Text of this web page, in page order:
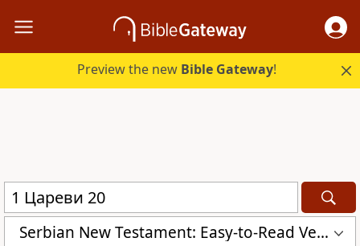
Preview the new Bible Gateway!
Serbian New Testament: Easy-to-Read Version (ERV-SR)